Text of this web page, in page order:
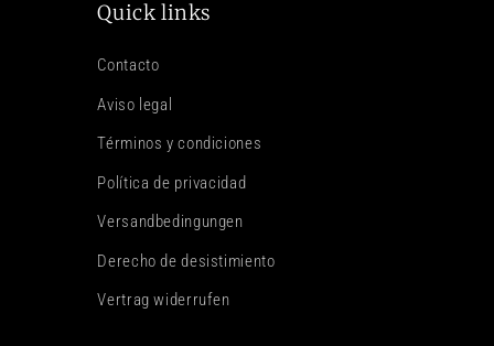
Quick links
Contacto
Aviso legal
Términos y condiciones
Política de privacidad
Versandbedingungen
Derecho de desistimiento
Vertrag widerrufen